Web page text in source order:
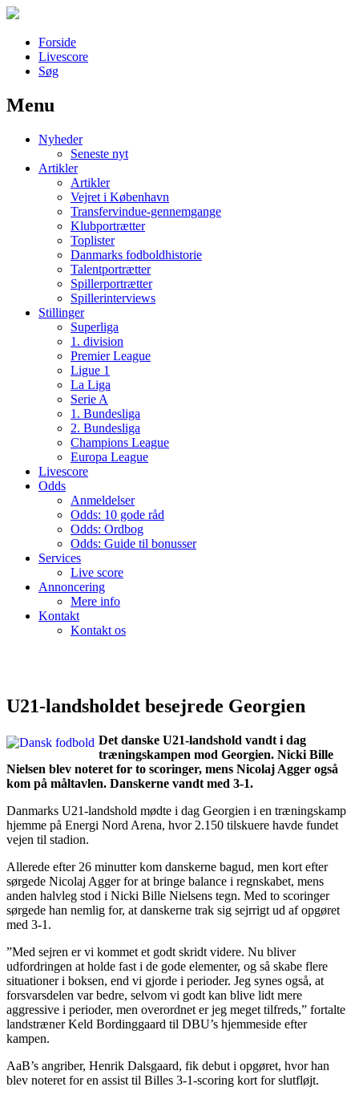
Forside
Livescore
Søg
Наши партнеры
лучшие займы
Menu
Nyheder
Seneste nyt
Artikler
Artikler
Vejret i København
Transfervindue-gennemgange
Klubportrætter
Toplister
Danmarks fodboldhistorie
Talentportrætter
Spillerportrætter
Spillerinterviews
Stillinger
Superliga
1. division
Premier League
Ligue 1
La Liga
Serie A
1. Bundesliga
2. Bundesliga
Champions League
Europa League
Livescore
Odds
Anmeldelser
Odds: 10 gode råd
Odds: Ordbog
Odds: Guide til bonusser
Services
Live score
Annoncering
Mere info
Kontakt
Kontakt os
U21-landsholdet besejrede Georgien
Det danske U21-landshold vandt i dag
træningskampen mod Georgien. Nicki Bille
Nielsen blev noteret for to scoringer, mens Nicolaj Agger også
kom på måltavlen. Danskerne vandt med 3-1.
Danmarks U21-landshold mødte i dag Georgien i en træningskamp
hjemme på Energi Nord Arena, hvor 2.150 tilskuere havde fundet
vejen til stadion.
Allerede efter 26 minutter kom danskerne bagud, men kort efter
sørgede Nicolaj Agger for at bringe balance i regnskabet, mens
anden halvleg stod i Nicki Bille Nielsens tegn. Med to scoringer
sørgede han nemlig for, at danskerne trak sig sejrrigt ud af opgøret
med 3-1.
”Med sejren er vi kommet et godt skridt videre. Nu bliver
udfordringen at holde fast i de gode elementer, og så skabe flere
situationer i boksen, end vi gjorde i perioder. Jeg synes også, at
forsvarsdelen var bedre, selvom vi godt kan blive lidt mere
aggressive i perioder, men overordnet er jeg meget tilfreds,” fortalte
landstræner Keld Bordinggaard til DBU’s hjemmeside efter
kampen.
AaB’s angriber, Henrik Dalsgaard, fik debut i opgøret, hvor han
blev noteret for en assist til Billes 3-1-scoring kort for slutfløjt.